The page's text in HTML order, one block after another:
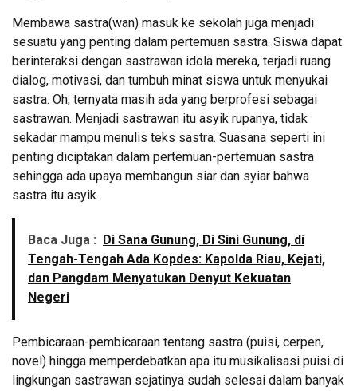
Membawa sastra(wan) masuk ke sekolah juga menjadi
sesuatu yang penting dalam pertemuan sastra. Siswa dapat
berinteraksi dengan sastrawan idola mereka, terjadi ruang
dialog, motivasi, dan tumbuh minat siswa untuk menyukai
sastra. Oh, ternyata masih ada yang berprofesi sebagai
sastrawan. Menjadi sastrawan itu asyik rupanya, tidak
sekadar mampu menulis teks sastra. Suasana seperti ini
penting diciptakan dalam pertemuan-pertemuan sastra
sehingga ada upaya membangun siar dan syiar bahwa
sastra itu asyik.
Baca Juga :
Di Sana Gunung, Di Sini Gunung, di
Tengah-Tengah Ada Kopdes: Kapolda Riau, Kejati,
dan Pangdam Menyatukan Denyut Kekuatan
Negeri
Pembicaraan-pembicaraan tentang sastra (puisi, cerpen,
novel) hingga memperdebatkan apa itu musikalisasi puisi di
lingkungan sastrawan sejatinya sudah selesai dalam banyak